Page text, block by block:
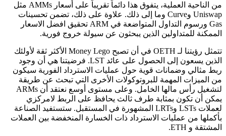
من الناحية العملية، يتفوق هذا دائماً تقريباً على أسعار AMMs مثل
Uniswap وCurve وما إلى ذلك. علاوة على ذلك، تضمن تحسينات
Gas ورسوم التداول المتواضعة في ARM تحقيق افضل الاسعار
الممكنة للمتداولين الذين يبحثون عن سيولة خروج فورية.
تتمثل رؤيتنا لـ OETH في أن تصبح Money Lego الأكثر ثقة لأولئك
الذين يسعون إلى الحصول على عائد LST. فرضيتنا هي أن وجود
ربط مثالي وضمانات قوية حول عمليات الاسترداد الفورية سيكون
من الميزات المهمة للبروتوكولات الأخرى التي تبحث عن طريقة
لتشغيل رأس مالها الخامل. وعلى مستوى أوسع نعتقد أن ARMs
يمكن أن تكون بمثابة طرف ثالث يحافظ على الربط لامركزي
لعملات LSTs وLRTs المشهورة في المستقبل. ستستفيد الصناعة
بأكملها من عمليات الاسترداد ذات الخسارة المنخفضة بين العملات
المشتقة و ETH.